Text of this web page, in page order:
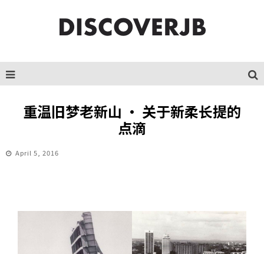
重温旧梦老新山 · 关于新柔长提的
点滴
April 5, 2016